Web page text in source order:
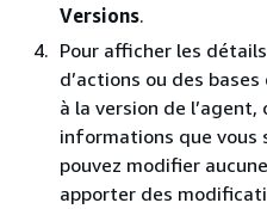
Versions.
Pour afficher les
d’actions ou des
à la version de l’agent,
informations que vous
pouvez modifier
apporter des